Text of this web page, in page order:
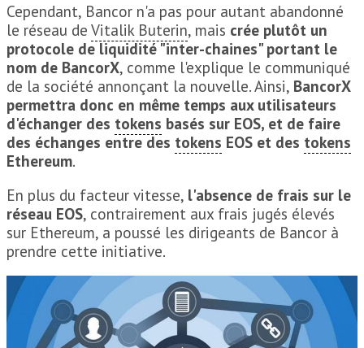
Cependant, Bancor n'a pas pour autant abandonné
le réseau de Vitalik Buterin, mais crée plutôt un
protocole de liquidité "inter-chaines" portant le
nom de BancorX, comme l'explique le communiqué
de la société annonçant la nouvelle. Ainsi, BancorX
permettra donc en même temps aux utilisateurs
d'échanger des tokens basés sur EOS, et de faire
des échanges entre des tokens EOS et des tokens
Ethereum.
En plus du facteur vitesse, l'absence de frais sur le
réseau EOS, contrairement aux frais jugés élevés
sur Ethereum, a poussé les dirigeants de Bancor à
prendre cette initiative.